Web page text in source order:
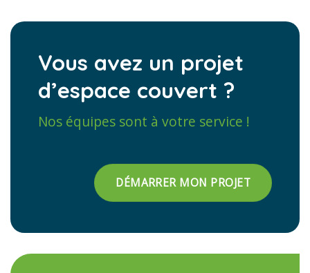
Vous avez un projet
d’espace couvert ?
Nos équipes sont à votre service !
DÉMARRER MON PROJET